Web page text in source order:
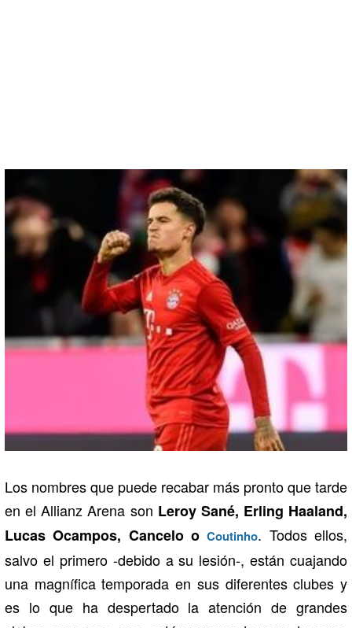
Los nombres que puede recabar más pronto que tarde
en el Allianz Arena son Leroy Sané, Erling Haaland,
Lucas Ocampos, Cancelo oCoutinho. Todos ellos,
salvo el primero -debido a su lesión-, están cuajando
una magnífica temporada en sus diferentes clubes y
es lo que ha despertado la atención de grandes